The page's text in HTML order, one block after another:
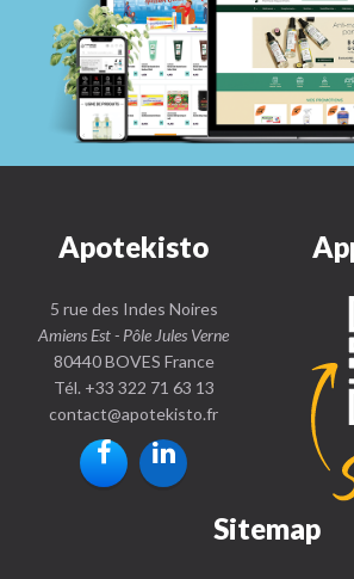
Apotekisto
5 rue des Indes Noires
Amiens Est - Pôle Jules Verne
80440 BOVES France
Tél. +33 322 71 63 13
contact@apotekisto.fr
Sitemap